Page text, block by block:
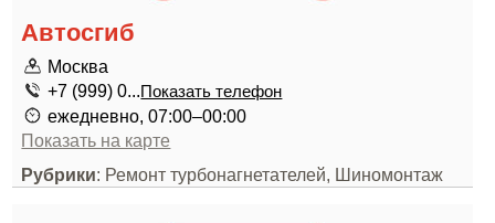
Автосгиб
Москва
+7 (999) 0...Показать телефон
ежедневно, 07:00–00:00
Показать на карте
Рубрики: Ремонт турбонагнетателей, Шиномонтаж